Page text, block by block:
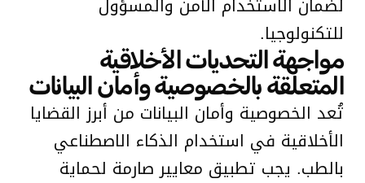
للتكنولوجيا.
مواجهة التحديات الأخلاقية
المتعلقة بالخصوصية وأمان البيانات
تُعد الخصوصية وأمان البيانات من أبرز القضايا
الأخلاقية في استخدام الذكاء الاصطناعي
بالطب. يجب تطبيق معايير صارمة لحماية